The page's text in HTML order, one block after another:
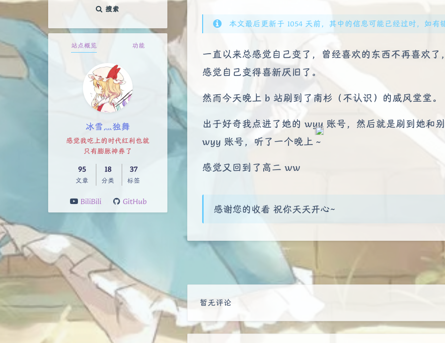
搜索
站点概览 功能
冰雪灬独舞
感觉我吃上的时代红利也就
只有膨胀神券了
95
文章
18
分类
37
标签
BiliBili GitHub
本文最后更新于 1054 天前，其中的信息可能已经过时，如有
一直以来总感觉自己变了，曾经喜欢的东西不再喜欢
感觉自己变得喜新厌旧了。
然而今天晚上 b 站刷到了南杉（不认识）的威风堂堂。
出于好奇我点进了她的 wyy 账号，然后就是刷到她和
wyy 账号，听了一个晚上～
感觉又回到了高二 ww
感谢您的收看 祝你天天开心~
豆
暂无评论